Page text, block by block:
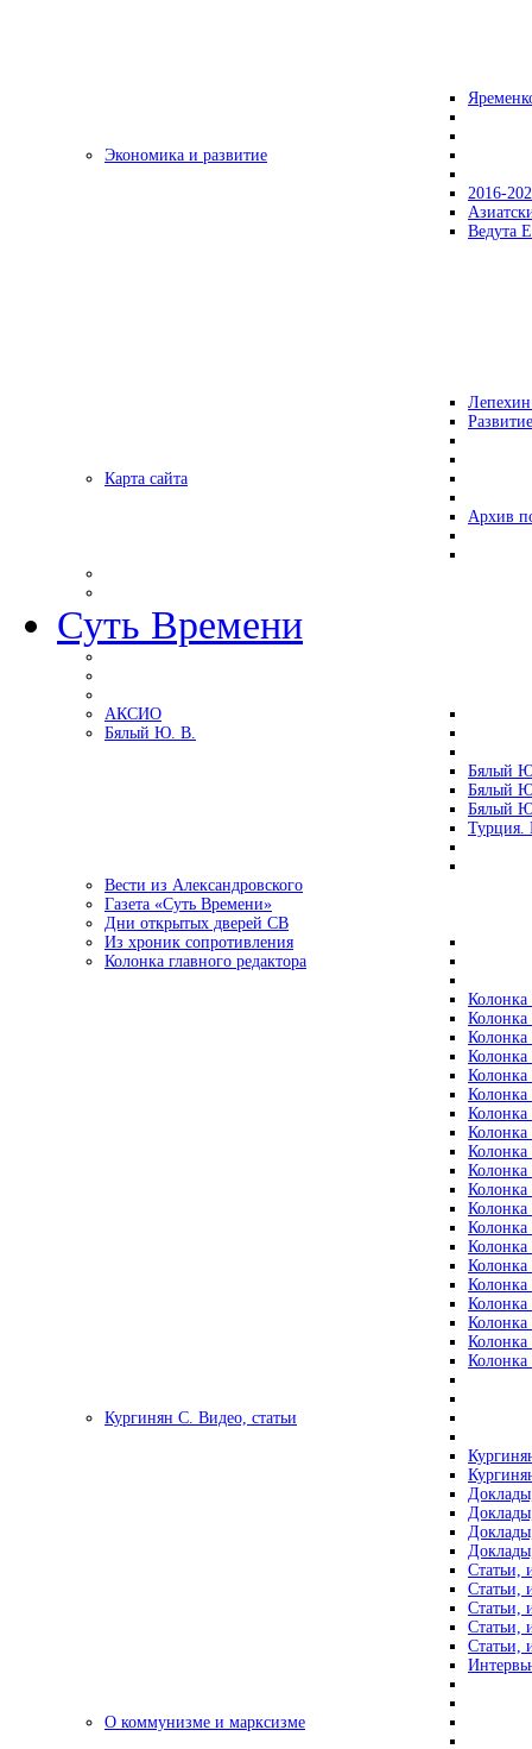
Экономика и развитие
2016-
Ведута
Карта сайта
Архив
Суть Времени
АКСИО
Бялый Ю. В.
Бялый
Бялый
Бялый
Турция.
Вести из Александровского
Газета «Суть Времени»
Дни открытых дверей СВ
Из хроник сопротивления
Колонка главного редактора
Колонка
Колонка
Колонка
Колонка
Колонка
Колонка
Колонка
Колонка
Колонка
Колонка
Колонка
Колонка
Колонка
Колонка
Колонка
Колонка
Колонка
Колонка
Колонка
Колонка
Кургинян С. Видео, статьи
Статьи,
Статьи,
Статьи,
Статьи,
Статьи,
О коммунизме и марксизме